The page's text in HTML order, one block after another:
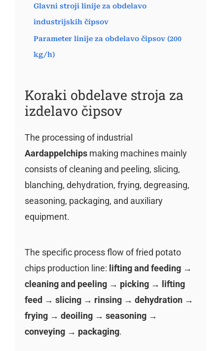
Glavni stroji linije za obdelavo
industrijskih čipsov
Parameter linije za obdelavo čipsov (200
kg/h)
Koraki obdelave stroja za
izdelavo čipsov
The processing of industrial
Aardappelchipsmaking machines mainly
consists of cleaning and peeling, slicing,
blanching, dehydration, frying, degreasing,
seasoning, packaging, and auxiliary
equipment.
The specific process flow of fried potato
chips production line: lifting and feeding →
cleaning and peeling → picking → lifting
feed → slicing → rinsing → dehydration →
frying → deoiling → seasoning →
conveying → packaging.